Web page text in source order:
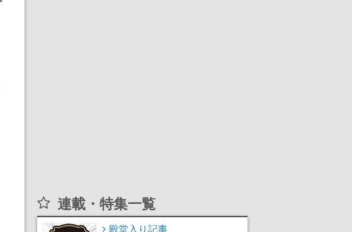
連載・特集一覧
殿堂入り記事